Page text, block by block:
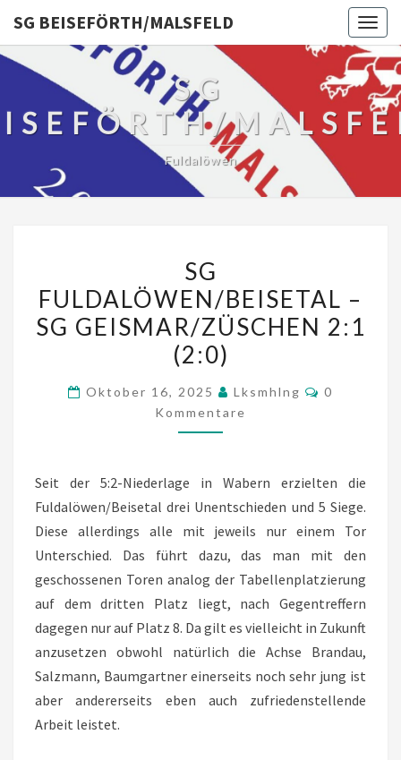
SG BEISEFÖRTH/MALSFELD
SG
Fuldalöwen
FULDALÖWEN/BEISETAL
–
SG
GEISMAR/ZÜSCHEN
2:1
(2:0)
SG
FULDALÖWEN/BEISETAL –
SG GEISMAR/ZÜSCHEN 2:1
(2:0)
Oktober 16, 2025 Lksmhlng
0
Kommentare
Seit der 5:2-Niederlage in Wabern erzielten die
Fuldalöwen/Beisetal drei Unentschieden und 5 Siege.
Diese allerdings alle mit jeweils nur einem Tor
Unterschied. Das führt dazu, das man mit den
geschossenen Toren analog der Tabellenplatzierung
auf dem dritten Platz liegt, nach Gegentreffern
dagegen nur auf Platz 8. Da gilt es vielleicht in Zukunft
anzusetzen obwohl natürlich die Achse Brandau,
Salzmann, Baumgartner einerseits noch sehr jung ist
aber andererseits eben auch zufriedenstellende
Arbeit leistet.